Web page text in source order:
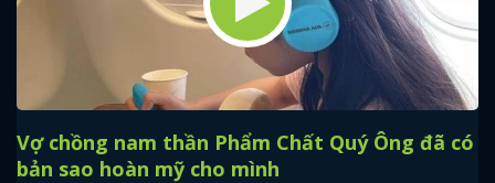
Vợ chồng nam thần Phẩm Chất Quý Ông đã có
bản sao hoàn mỹ cho mình